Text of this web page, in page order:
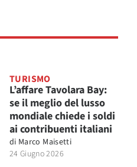
TURISMO
L’affare Tavolara Bay:
se il meglio del lusso
mondiale chiede i soldi
ai contribuenti italiani
di Marco Maisetti
24 Giugno 2026